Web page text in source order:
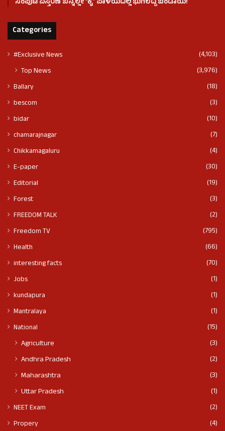
ಸಂಪುಟ ವಿಸ್ತರಣೆ ಬೆನ್ನಲ್ಲೇ ʻಕೈʼ ಪಾಳಯದಲ್ಲಿ ಭುಗಿಲೆದ್ದ ಬಂಡಾಯ!
Categories
#Exclusive News (4,103)
Top News (3,976)
Ballary
(18)
bescom
(3)
bidar
(10)
chamarajnagar
(7)
Chikkamagaluru
(4)
E-paper
(30)
Editorial
(19)
Forest
(3)
FREEDOM TALK
(2)
Freedom TV
(795)
Health
(66)
interesting facts
(70)
Jobs
(1)
kundapura
(1)
Mantralaya
(1)
National
(15)
Agriculture
(3)
Andhra Pradesh
(2)
Maharashtra
(3)
Uttar Pradesh
(1)
NEET Exam
(2)
Propery
(4)